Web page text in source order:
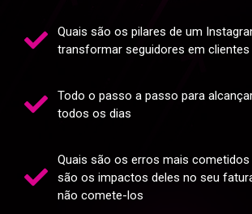
Quais são os pilares de um
transformar seguidores em clientes
Todo o passo a passo para
todos os dias
Quais são os erros mais cometidos
são os impactos deles no seu
não comete-los